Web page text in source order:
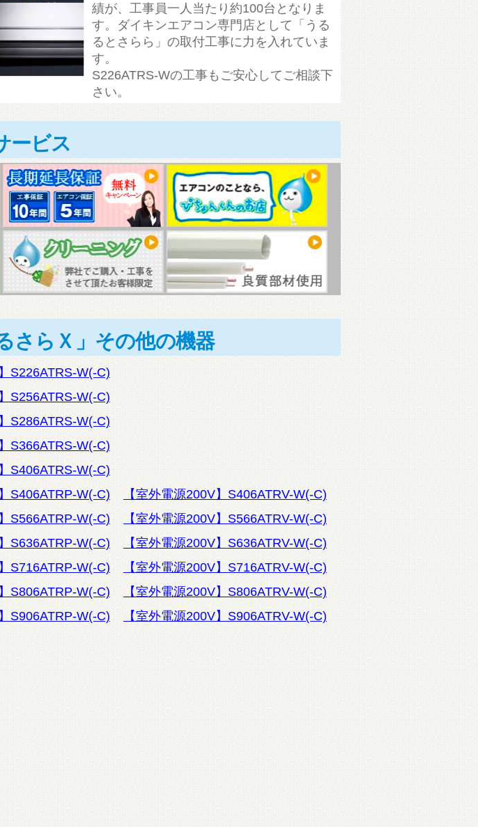
績が、工事員一人当たり約100台となりま
す。ダイキンエアコン専門店として「うる
るとさらら」の取付工事に力を入れていま
す。
S226ATRS-Wの工事もご安心してご相談下
さい。
ービス
さらＸ」その他の機器
S226ATRS-W(-C)
S256ATRS-W(-C)
S286ATRS-W(-C)
S366ATRS-W(-C)
S406ATRS-W(-C)
S406ATRP-W(-C)
【室外電源200V】S406ATRV-W(-C)
S566ATRP-W(-C)
【室外電源200V】S566ATRV-W(-C)
S636ATRP-W(-C)
【室外電源200V】S636ATRV-W(-C)
S716ATRP-W(-C)
【室外電源200V】S716ATRV-W(-C)
S806ATRP-W(-C)
【室外電源200V】S806ATRV-W(-C)
S906ATRP-W(-C) 【室外電源200V】S906ATRV-W(-C)